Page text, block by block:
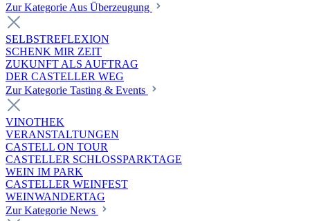
Zur Kategorie Aus Überzeugung
SELBSTREFLEXION
SCHENK MIR ZEIT
ZUKUNFT ALS AUFTRAG
DER CASTELLER WEG
Zur Kategorie Tasting & Events
VINOTHEK
VERANSTALTUNGEN
CASTELL ON TOUR
CASTELLER SCHLOSSPARKTAGE
WEIN IM PARK
CASTELLER WEINFEST
WEINWANDERTAG
Zur Kategorie News